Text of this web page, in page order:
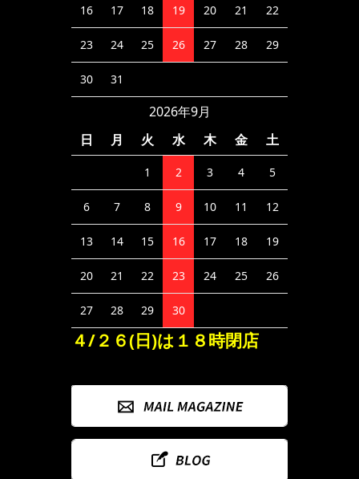
16 17 18 19 20 21 22
23 24 25 26 27 28 29
30 31
2026年9月
日
月 火 水 木 金 土
1 2 3 4 5
6 7 8 9 10 11 12
13 14 15 16 17 18 19
20 21 22 23 24 25 26
27 28 29 30
４/２６(日)は１８時閉店